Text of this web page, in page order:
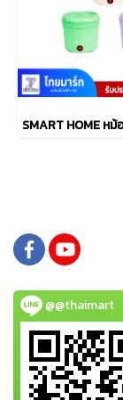
@@thaimart